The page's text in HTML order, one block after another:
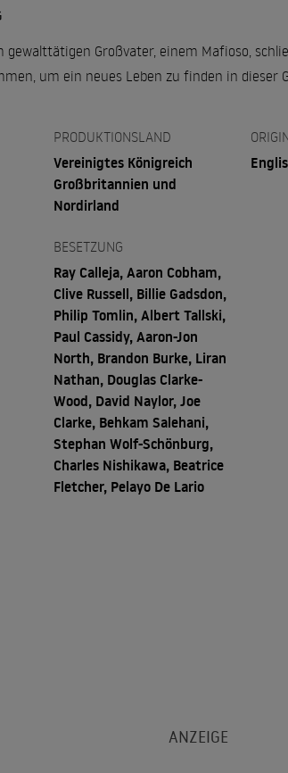
Großvater, einem Mafioso,
um ein neues Leben zu finden in dieser
PRODUKTIONSLAND
Vereinigtes Königreich
Großbritannien und
Nordirland
BESETZUNG
Ray Calleja, Aaron Cobham,
Clive Russell, Billie Gadsdon,
Philip Tomlin, Albert Tallski,
Paul Cassidy, Aaron-Jon
North, Brandon Burke, Liran
Nathan, Douglas Clarke-
Wood, David Naylor, Joe
Clarke, Behkam Salehani,
Stephan Wolf-Schönburg,
Charles Nishikawa, Beatrice
Fletcher, Pelayo De Lario